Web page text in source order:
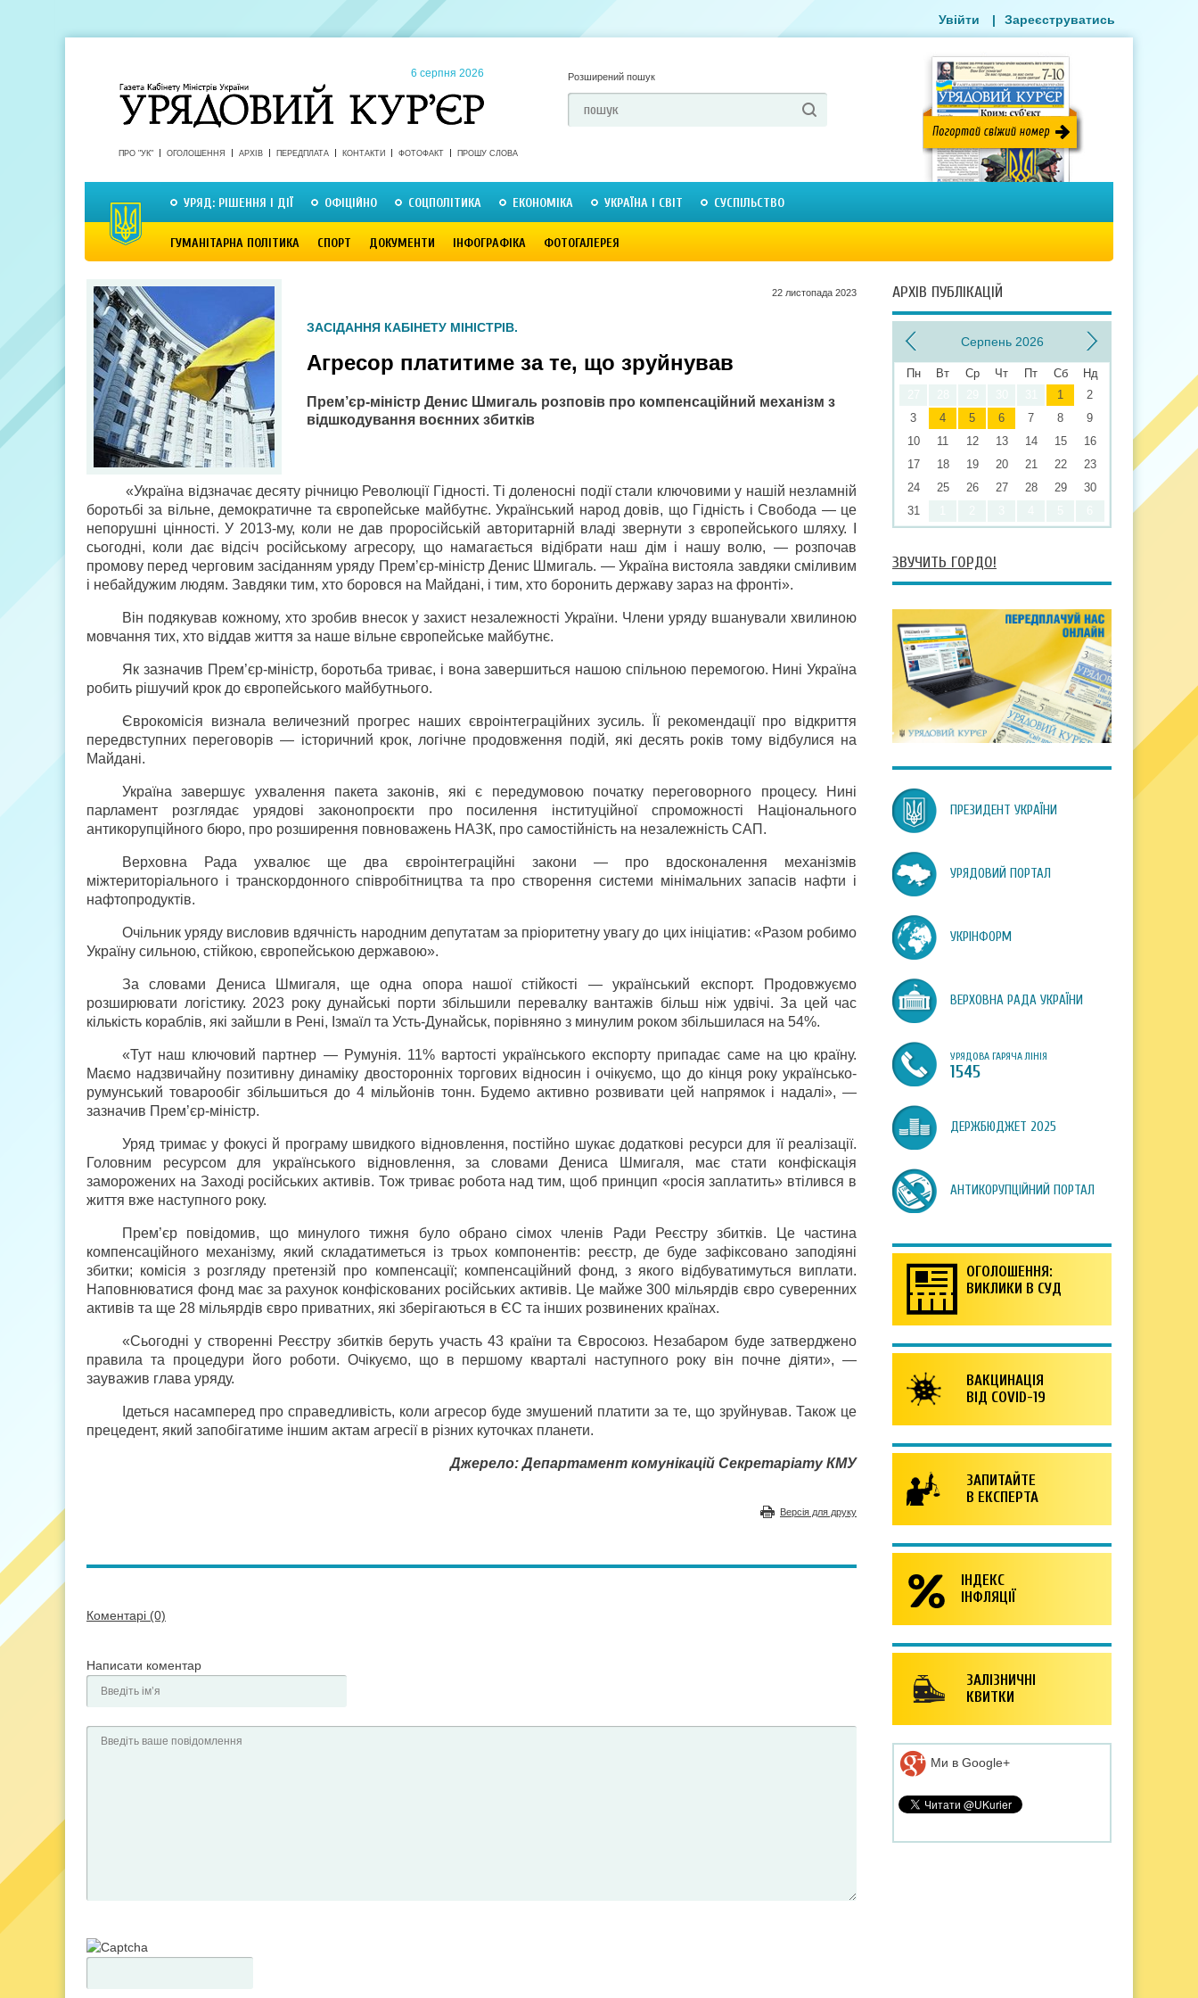
6 серпня 2026 Розширений пошук
ПРО "УК" ОГОЛОШЕННЯ АРХІВ ПЕРЕДПЛАТА КОНТАКТИ ФОТОФАКТ ПРОШУ СЛОВА
УРЯД: РІШЕННЯ І ДІЇ ОФІЦІЙНО СОЦПОЛІТИКА ЕКОНОМІКА УКРАЇНА І СВІТ СУСПІЛЬСТВО
ГУМАНІТАРНА ПОЛІТИКА СПОРТ ДОКУМЕНТИ ІНФОГРАФІКА ФОТОГАЛЕРЕЯ
Увійти | Зареєструватись
22 листопада 2023
ЗАСІДАННЯ КАБІНЕТУ МІНІСТРІВ.
Агресор платитиме за те, що зруйнував
Прем’єр-міністр Денис Шмигаль розповів про компенсаційний механізм з
відшкодування воєнних збитків
«Україна відзначає десяту річницю Революції Гідності. Ті доленосні події стали ключовими у нашій незламній
боротьбі за вільне, демократичне та європейське майбутнє. Український народ довів, що Гідність і Свобода — це
непорушні цінності. У 2013-му, коли не дав проросійській авторитарній владі звернути з європейського шляху. І
сьогодні, коли дає відсіч російському агресору, що намагається відібрати наш дім і нашу волю, — розпочав
промову перед черговим засіданням уряду Прем’єр-міністр Денис Шмигаль. — Україна вистояла завдяки сміливим
і небайдужим людям. Завдяки тим, хто боровся на Майдані, і тим, хто боронить державу зараз на фронті».
Він подякував кожному, хто зробив внесок у захист незалежності України. Члени уряду вшанували хвилиною
мовчання тих, хто віддав життя за наше вільне європейське майбутнє.
Як зазначив Прем’єр-міністр, боротьба триває, і вона завершиться нашою спільною перемогою. Нині Україна
робить рішучий крок до європейського майбутнього.
Єврокомісія визнала величезний прогрес наших євроінтеграційних зусиль. Її рекомендації про відкриття
передвступних переговорів — історичний крок, логічне продовження подій, які десять років тому відбулися на
Майдані.
Україна завершує ухвалення пакета законів, які є передумовою початку переговорного процесу. Нині
парламент розглядає урядові законопроєкти про посилення інституційної спроможності Національного
антикорупційного бюро, про розширення повноважень НАЗК, про самостійність на незалежність САП.
Верховна Рада ухвалює ще два євроінтеграційні закони — про вдосконалення механізмів
міжтериторіального і транскордонного співробітництва та про створення системи мінімальних запасів нафти і
нафтопродуктів.
Очільник уряду висловив вдячність народним депутатам за пріоритетну увагу до цих ініціатив: «Разом робимо
Україну сильною, стійкою, європейською державою».
За словами Дениса Шмигаля, ще одна опора нашої стійкості — український експорт. Продовжуємо
розширювати логістику. 2023 року дунайські порти збільшили перевалку вантажів більш ніж удвічі. За цей час
кількість кораблів, які зайшли в Рені, Ізмаїл та Усть-Дунайськ, порівняно з минулим роком збільшилася на 54%.
«Тут наш ключовий партнер — Румунія. 11% вартості українського експорту припадає саме на цю країну.
Маємо надзвичайну позитивну динаміку двосторонніх торгових відносин і очікуємо, що до кінця року українсько-
румунський товарообіг збільшиться до 4 мільйонів тонн. Будемо активно розвивати цей напрямок і надалі», —
зазначив Прем’єр-міністр.
Уряд тримає у фокусі й програму швидкого відновлення, постійно шукає додаткові ресурси для її реалізації.
Головним ресурсом для українського відновлення, за словами Дениса Шмигаля, має стати конфіскація
заморожених на Заході російських активів. Тож триває робота над тим, щоб принцип «росія заплатить» втілився в
життя вже наступного року.
Прем’єр повідомив, що минулого тижня було обрано сімох членів Ради Реєстру збитків. Це частина
компенсаційного механізму, який складатиметься із трьох компонентів: реєстр, де буде зафіксовано заподіяні
збитки; комісія з розгляду претензій про компенсації; компенсаційний фонд, з якого відбуватимуться виплати.
Наповнюватися фонд має за рахунок конфіскованих російських активів. Це майже 300 мільярдів євро суверенних
активів та ще 28 мільярдів євро приватних, які зберігаються в ЄС та інших розвинених країнах.
«Сьогодні у створенні Реєстру збитків беруть участь 43 країни та Євросоюз. Незабаром буде затверджено
правила та процедури його роботи. Очікуємо, що в першому кварталі наступного року він почне діяти», —
зауважив глава уряду.
Ідеться насамперед про справедливість, коли агресор буде змушений платити за те, що зруйнував. Також це
прецедент, який запобігатиме іншим актам агресії в різних куточках планети.
Джерело: Департамент комунікацій Секретаріату КМУ
Версія для друку
Коментарі (0)
Написати коментар
АРХІВ ПУБЛІКАЦІЙ
Серпень 2026
Пн Вт Ср Чт Пт Сб
Нд
1
2
3
4 5 6 7 8
9
10
11 12 13 14 15
16
17
18 19 20 21 22
23
24
25 26 27 28 29
30
31
ЗВУЧИТЬ ГОРДО!
ПРЕЗИДЕНТ УКРАЇНИ
УРЯДОВИЙ ПОРТАЛ
УКРІНФОРМ
ВЕРХОВНА РАДА УКРАЇНИ
УРЯДОВА ГАРЯЧА ЛІНІЯ
1545
ДЕРЖБЮДЖЕТ 2025
АНТИКОРУПЦІЙНИЙ ПОРТАЛ
ОГОЛОШЕННЯ:
ВИКЛИКИ В СУД
ВАКЦИНАЦІЯ
ВІД COVID-19
ЗАПИТАЙТЕ
В ЕКСПЕРТА
ІНДЕКС
ІНФЛЯЦІЇ
ЗАЛІЗНИЧНІ
КВИТКИ
Ми в Google+